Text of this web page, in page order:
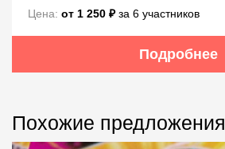
Цена: от 1 250 ₽за 6 участников
Подробнее
Похожие предложения